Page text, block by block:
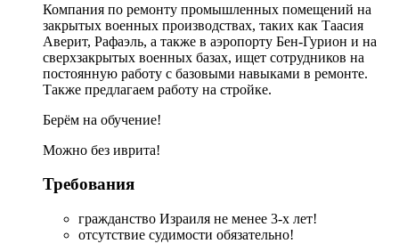
Компания по ремонту промышленных помещений на
закрытых военных производствах, таких как Таасия
Аверит, Рафаэль, а также в аэропорту Бен-Гурион и на
сверхзакрытых военных базах, ищет сотрудников на
постоянную работу с базовыми навыками в ремонте.
Также предлагаем работу на стройке.
Берём на обучение!
Можно без иврита!
Требования
гражданство Израиля не менее 3-х лет!
отсутствие судимости обязательно!